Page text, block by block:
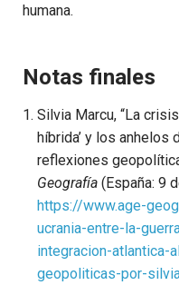
humana.
Notas finales
Silvia Marcu, “La
híbrida’ y los anhelos
reflexiones
Geografía (España: 9
https://www.age-
ucrania-entre-la-
integracion-atlantica-
geopoliticas-por-